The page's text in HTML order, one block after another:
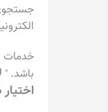
خدمات
باشد. "